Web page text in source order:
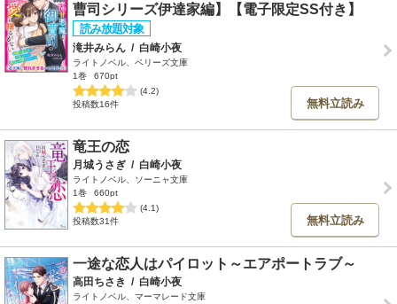
曹司シリーズ伊達家編】【電子限定SS付き】
滝井みらん / 白崎小夜
ライトノベル、ベリーズ文庫
1巻
670pt
(4.2)
投稿数16件
無料立読み
竜王の恋
月城うさぎ / 白崎小夜
ライトノベル、ソーニャ文庫
1巻
660pt
(4.1)
投稿数31件
無料立読み
一途な恋人はパイロット～エアポートラブ～
高田ちさき / 白崎小夜
ライトノベル、マーマレード文庫